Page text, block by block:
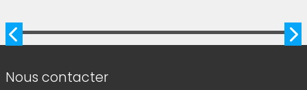
Image précédente
Informations de contact
Nous contacter